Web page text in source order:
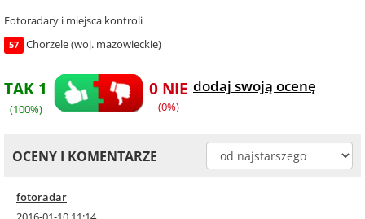
Fotoradary i miejsca kontroli
57 Chorzele (woj. mazowieckie)
TAK 1
(100%)
0 NIE
(0%)
dodaj swoją ocenę
OCENY I KOMENTARZE
fotoradar